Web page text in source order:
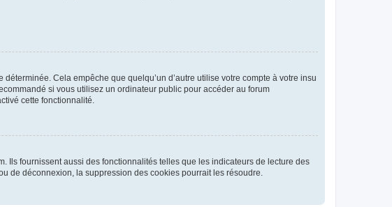
Cela empêche que quelqu’un d’autre utilise votre compte à votre insu
si vous utilisez un ordinateur public pour accéder au forum
cette fonctionnalité.
Ils fournissent aussi des fonctionnalités telles que les indicateurs de lecture des
de déconnexion, la suppression des cookies pourrait les résoudre.